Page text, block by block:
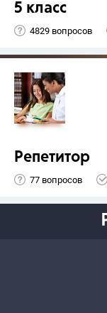
5 класс
4829 вопросов
Репетитор
77 вопросов